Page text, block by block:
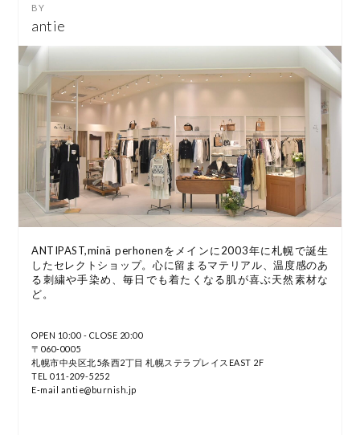
antie
ANTIPAST,minä perhonenをメインに2003年に札幌で誕生
したセレクトショップ。心に留まるマテリアル、温度感のあ
る刺繍や手染め、毎日でも着たくなる肌が喜ぶ天然素材な
ど。
OPEN 10:00 - CLOSE 20:00
〒060-0005
札幌市中央区北5条西2丁目 札幌ステラプレイスEAST 2F
TEL 011-209-5252
E-mail antie@burnish.jp